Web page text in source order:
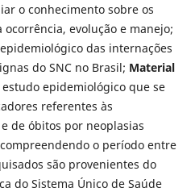
o conhecimento sobre os
evolução e manejo;
das internações
do SNC no Brasil; Material
epidemiológico que se
referentes às
de óbitos por neoplasias
o período entre
são provenientes do
do Sistema Único de Saúde